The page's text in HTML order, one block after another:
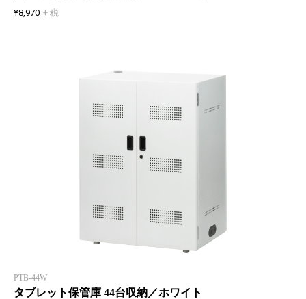
¥8,970 + 税
PTB-44W
タブレット保管庫 44台収納／ホワイト